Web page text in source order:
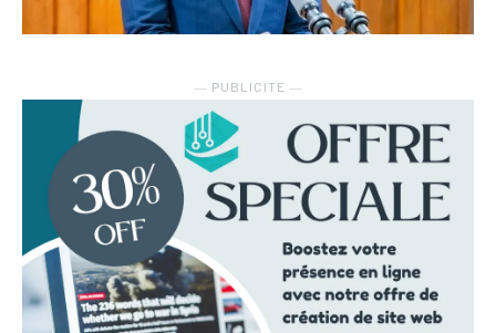
― PUBLICITE ―